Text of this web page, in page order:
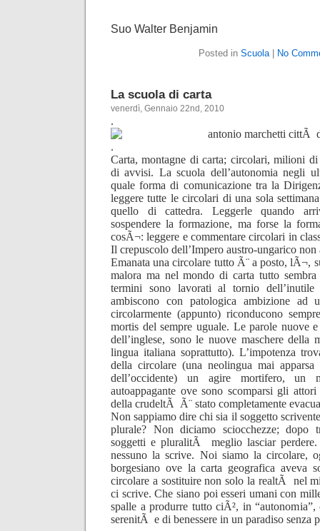
Suo Walter Benjamin
Posted in Scuola| No
La scuola di carta
venerdì, Gennaio 22nd, 2010
.
.
Carta, montagne di carta; circolari, milioni
di avvisi. La scuola dell’autonomia negli
quale forma di comunicazione tra la
leggere tutte le circolari di una sola
quello di cattedra. Leggerle quando
sospendere la formazione, ma forse la
cosÃ¬: leggere e commentare circolari in
Il crepuscolo dell’Impero austro-ungarico non
Emanata una circolare tutto Ã¨ a posto, lÃ¬,
malora ma nel mondo di carta tutto sembra
termini sono lavorati al tornio dell’inutile
ambiscono con patologica ambizione ad
circolarmente (appunto) riconducono
mortis del sempre uguale. Le parole nuove
dell’inglese, sono le nuove maschere della
lingua italiana soprattutto). L’impotenza
della circolare (una neolingua mai
dell’occidente) un agire mortifero, un
autoappagante ove sono scomparsi gli
della crudeltÃ Ã¨ stato completamente
Non sappiamo dire chi sia il soggetto
plurale? Non diciamo sciocchezze; dopo
soggetti e pluralitÃ meglio lasciar
nessuno la scrive. Noi siamo la circolare,
borgesiano ove la carta geografica aveva
circolare a sostituire non solo la realtÃ nel
ci scrive. Che siano poi esseri umani con
spalle a produrre tutto ciÃ², in
serenitÃ e di benessere in un paradiso senza